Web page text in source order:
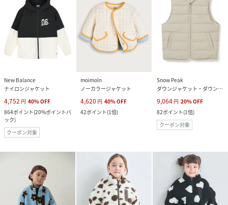
New Balance
ナイロンジャケット
4,752 円 40%OFF
864ポイント(20%ポイントバ
ック)
クーポン対象
moimoln
ノーカラージャケット
4,620 円 40%OFF
42ポイント(1倍)
Snow Peak
ダウンジャケット・ダウンベスト
9,064 円 20%OFF
82ポイント(1倍)
クーポン対象